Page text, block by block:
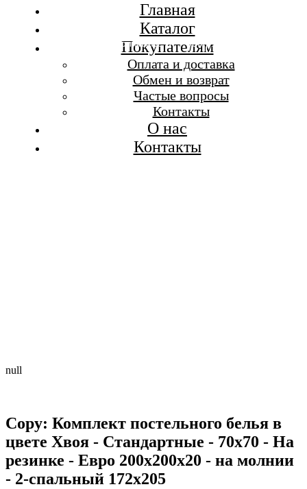
Бесплатная доставка при заказе от 7 000 р.
null
Главная
Каталог
Покупателям
Оплата и доставка
Обмен и возврат
Частые вопросы
Контакты
О нас
Контакты
Copy: Комплект постельного белья в
цвете Хвоя - Стандартные - 70х70 - На
резинке - Евро 200х200х20 - на молнии
- 2-спальный 172х205